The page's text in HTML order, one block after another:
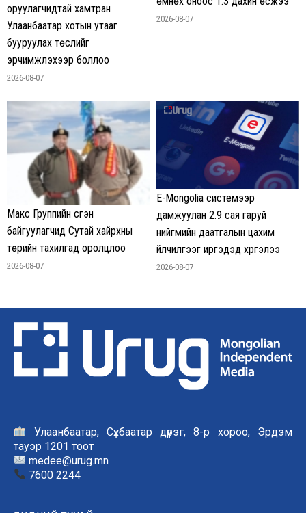
оруулагчидтай хамтран
Улаанбаатар хотын утааг
бууруулах төслийг
эрчимжүүлэхээр боллоо
2026-08-07
2026-08-07
Макс Группийн үүсгэн
байгуулагчид Сутай хайрхны
төрийн тахилгад оролцлоо
2026-08-07
E-Mongolia системээр
дамжуулан 2.9 сая гаруй
нийгмийн даатгалын цахим
үйлчилгээг иргэдэд хүргэлээ
2026-08-07
Улаанбаатар, Сүхбаатар дүүрэг, 8-р хороо, Эрдэм
тауэр 1201 тоот
medee@urug.mn
7600 2244